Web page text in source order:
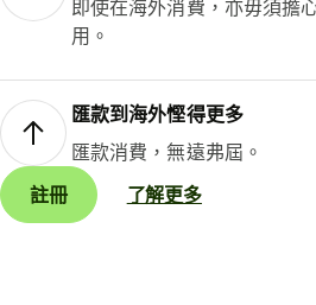
即使在海外消費，亦毋須擔
用。
匯款到海外慳得更多
匯款消費，無遠弗屆。
註冊
了解更多